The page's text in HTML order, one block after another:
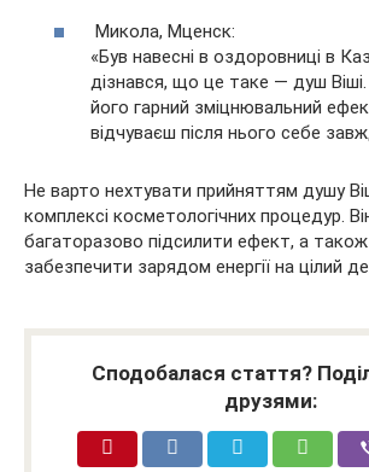
Микола, Мценск:
«Був навесні в оздоровниці в
дізнався, що це таке — душ
його гарний зміцнювальний
відчуваєш після нього себе
Не варто нехтувати прийняттям душу
комплексі косметологічних процедур.
багаторазово підсилити ефект, а також
забезпечити зарядом енергії на цілий
Сподобалася стаття?
друзями: